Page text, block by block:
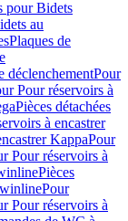
pour Bidets
au
Plaques de
déclenchementPour
Pour réservoirs à
Pièces détachées
à encastrer
KappaPour
Pour réservoirs à
Pièces
Pour
Pour réservoirs à